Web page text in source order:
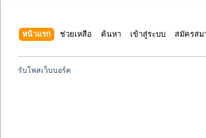
หน้าแรก ช่วยเหลือ ค้นหา เข้าสู่ระบบ สมัครสม
รับโพสเว็บบอร์ด